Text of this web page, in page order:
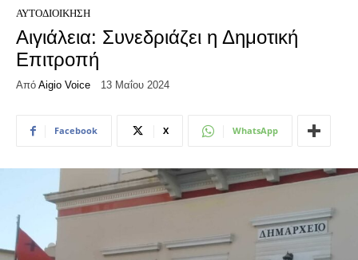
ΑΥΤΟΔΙΟΊΚΗΣΗ
Αιγιάλεια: Συνεδριάζει η Δημοτική
Επιτροπή
Από Aigio Voice 13 Μαΐου 2024
Facebook X WhatsApp